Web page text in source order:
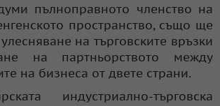
пълноправното членство на
пространство, също ще
на търговските връзки
на партньорството между
на бизнеса от двете страни.
индустриално-търговска